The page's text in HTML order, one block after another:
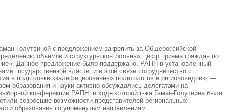
Голутвиной с предложением закрепить за Общероссийской
объемов и структуры контрольных цифр приема граждан по
Данное предложение было поддержано, РАПН в установленный
государственной власти, и в этой связи сотрудничество с
в подготовке квалифицированных политологов и регионоведов», —
образования и науки активно обсуждались делегатами на
конференции РАПН, в ходе которой г-жа Гаман-Голутвина была
возросшие возможности представителей региональных
образования по упомянутым направлениям.